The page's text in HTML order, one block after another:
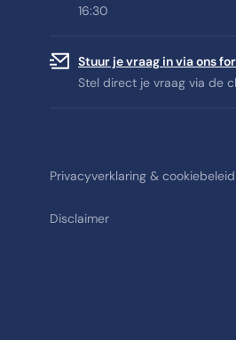
16:30
Stuur je vraag in via ons
Stel direct je vraag via de
Privacyverklaring & cookiebeleid
Disclaimer